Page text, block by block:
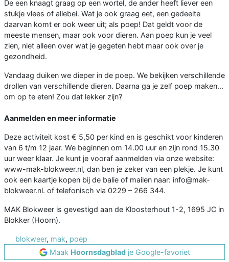
De een knaagt graag op een wortel, de ander heeft liever een
stukje vlees of allebei. Wat je ook graag eet, een gedeelte
daarvan komt er ook weer uit; als poep! Dat geldt voor de
meeste mensen, maar ook voor dieren. Aan poep kun je veel
zien, niet alleen over wat je gegeten hebt maar ook over je
gezondheid.
Vandaag duiken we dieper in de poep. We bekijken verschillende
drollen van verschillende dieren. Daarna ga je zelf poep maken...
om op te eten! Zou dat lekker zijn?
Aanmelden en meer informatie
Deze activiteit kost € 5,50 per kind en is geschikt voor kinderen
van 6 t/m 12 jaar. We beginnen om 14.00 uur en zijn rond 15.30
uur weer klaar. Je kunt je vooraf aanmelden via onze website:
www-mak-blokweer.nl, dan ben je zeker van een plekje. Je kunt
ook een kaartje kopen bij de balie of mailen naar: info@mak-
blokweer.nl. of telefonisch via 0229 – 266 344.
MAK Blokweer is gevestigd aan de Kloosterhout 1-2, 1695 JC in
Blokker (Hoorn).
blokweer, mak, poep
Maak Hoornsdagbladje Google-favoriet